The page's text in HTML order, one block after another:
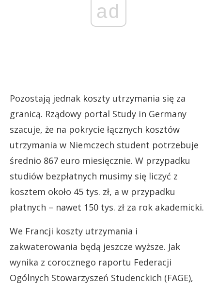
ad
Pozostają jednak koszty utrzymania się za
granicą. Rządowy portal Study in Germany
szacuje, że na pokrycie łącznych kosztów
utrzymania w Niemczech student potrzebuje
średnio 867 euro miesięcznie. W przypadku
studiów bezpłatnych musimy się liczyć z
kosztem około 45 tys. zł, a w przypadku
płatnych – nawet 150 tys. zł za rok akademicki.
We Francji koszty utrzymania i
zakwaterowania będą jeszcze wyższe. Jak
wynika z corocznego raportu Federacji
Ogólnych Stowarzyszeń Studenckich (FAGE),